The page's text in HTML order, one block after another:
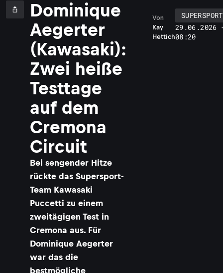
Dominique
Aegerter
(Kawasaki):
Zwei heiße
Testtage
auf dem
Cremona
Circuit
Bei sengender Hitze
rückte das Supersport-
Team Kawasaki
Puccetti zu einem
zweitägigen Test in
Cremona aus. Für
Dominique Aegerter
war das die
bestmögliche
Kay
Hettich
Von
29.06.2026
08:20